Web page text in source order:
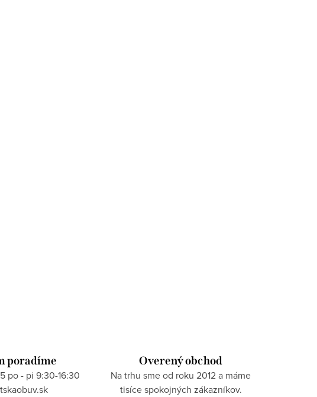
poradíme
po - pi 9:30-16:30
Overený obchod
Na trhu sme od roku 2012 a máme
tisíce spokojných zákazníkov.